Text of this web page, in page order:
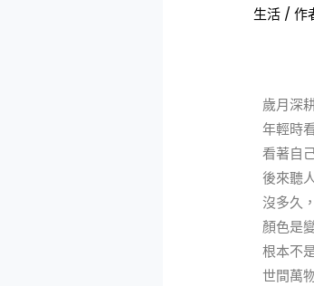
生活 / 作
歲月深
年輕時
看著自
後來聽
沒多久
顏色是
根本不
世間萬